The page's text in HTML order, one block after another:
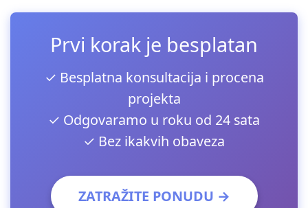
Prvi korak je besplatan
✓ Besplatna konsultacija i procena
projekta
✓ Odgovaramo u roku od 24 sata
✓ Bez ikakvih obaveza
ZATRAŽITE PONUDU →